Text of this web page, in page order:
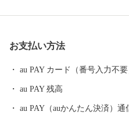
を守り、作り続けられている和
います。 いただいたご寄付は
文化の継承のためなどに有効に
お支払い方法
au PAY カード（番号入力不要
au PAY 残高
au PAY（auかんたん決済）通